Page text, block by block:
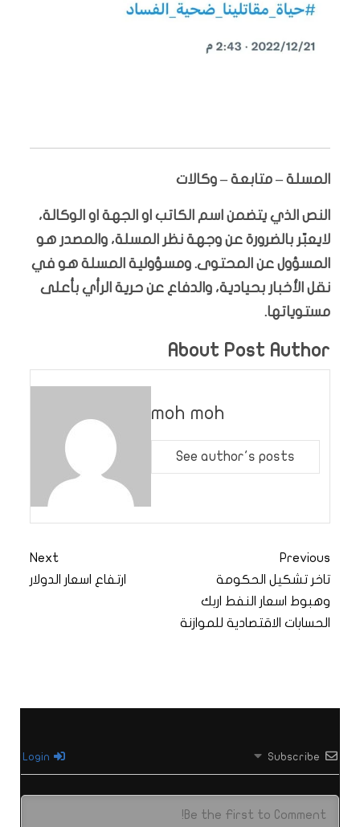
المسلة – متابعة – وكالات
النص الذي يتضمن اسم الكاتب او الجهة او الوكالة،
لايعبّر بالضرورة عن وجهة نظر المسلة، والمصدر هو
المسؤول عن المحتوى. ومسؤولية المسلة هو في
نقل الأخبار بحيادية، والدفاع عن حرية الرأي بأعلى
مستوياتها.
About Post Author
moh moh
See author's posts
Previous
تاخر تشكيل الحكومة
وهبوط اسعار النفط اربك
الحسابات الاقتصادية للموازنة
Next
ارتفاع اسعار الدولار
Subscribe